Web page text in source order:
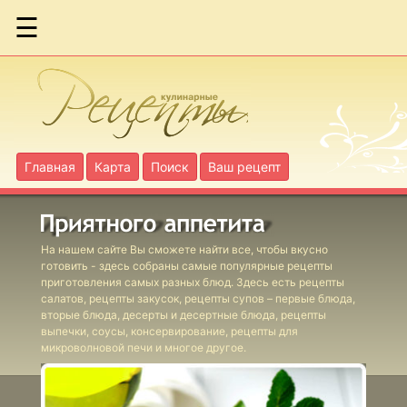
☰
Главная Карта Поиск Ваш рецепт
На нашем сайте Вы сможете найти все, чтобы вкусно
готовить - здесь собраны самые популярные рецепты
приготовления самых разных блюд. Здесь есть рецепты
салатов, рецепты закусок, рецепты супов – первые блюда,
вторые блюда, десерты и десертные блюда, рецепты
выпечки, соусы, консервирование, рецепты для
микроволновой печи и многое другое.
Ассорти
запеченное из
цветной
Бекон жареный
с яблоками по-
шведски
Блюдо с сыром
печеное
шведское